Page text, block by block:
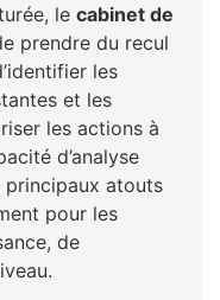
le cabinet de
prendre du recul
les
et les
les actions à
d’analyse
principaux atouts
pour les
de